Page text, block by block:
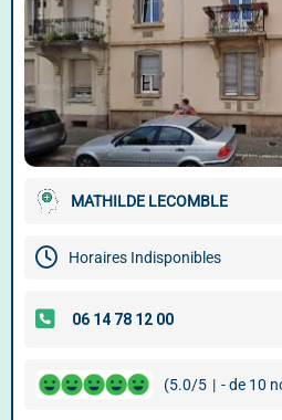
MATHILDE LECOMBLE
Horaires Indisponibles
(5.0/5 | - de 10